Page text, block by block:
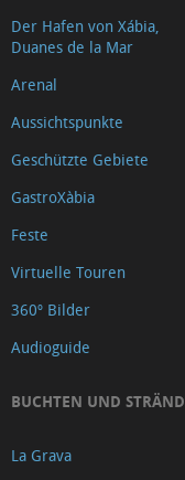
Der Hafen von Xábia,
Duanes de la Mar
Arenal
Aussichtspunkte
Geschützte Gebiete
GastroXàbia
Feste
Virtuelle Touren
360º Bilder
Audioguide
BUCHTEN UND
La Grava